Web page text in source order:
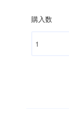
購入数